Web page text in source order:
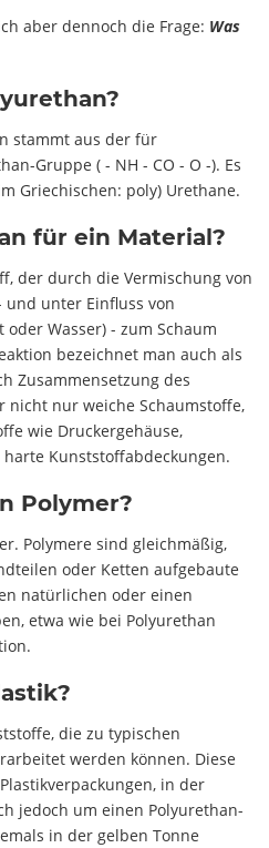
aber dennoch die Frage: Was
stammt aus der für
Gruppe ( - NH - CO - O -). Es
Griechischen: poly) Urethane.
für ein Material?
der durch die Vermischung von
und unter Einfluss von
Wasser) - zum Schaum
bezeichnet man auch als
Zusammensetzung des
nicht nur weiche Schaumstoffe,
wie Druckergehäuse,
Kunststoffabdeckungen.
Polymer?
Polymere sind gleichmäßig,
oder Ketten aufgebaute
natürlichen oder einen
etwa wie bei Polyurethan
die zu typischen
werden können. Diese
in der
jedoch um einen Polyurethan-
in der gelben Tonne